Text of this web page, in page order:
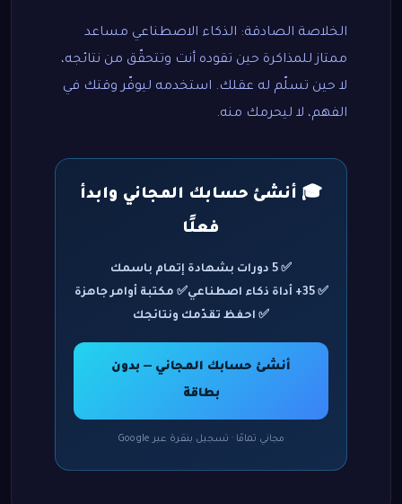
الخلاصة الصادقة: الذكاء الاصطناعي مساعد
ممتاز للمذاكرة حين تقوده أنت وتتحقّق من نتائجه،
لا حين تسلّم له عقلك. استخدمه ليوفّر وقتك في
الفهم، لا ليحرمك منه.
🎓 أنشئ حسابك المجاني وابدأ
فعلًا
✅ 5 دورات بشهادة إتمام باسمك
✅ 35+ أداة ذكاء اصطناعي
✅ مكتبة أوامر جاهزة
✅ احفظ تقدّمك ونتائجك
أنشئ حسابك المجاني — بدون
بطاقة
مجاني تمامًا · تسجيل بنقرة عبر Google